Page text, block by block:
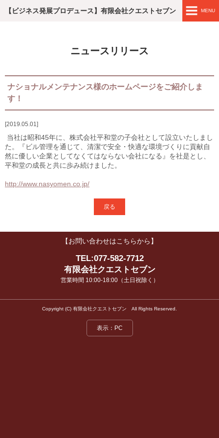
【ビジネス発展プロデュース】有限会社クエストセブン MENU
滋賀・企業おむすび
簡単なブラウザCMSの編集
ブラウザCMSの料金
ニュースリリース
2019.05.01
ナショナルメンテナンス様のホームページをご紹介しま
す！
当社は昭和45年に、株式会社平和堂の子会社として設立いたしまし
た。『ビル管理を通じて、清潔で安全・快適な環境づくりに貢献自
然に優しい企業としてなくてはならない会社になる』を社是とし、
平和堂の成長と共に歩み続けました。
http://www.nasyomen.co.jp/
戻る
【お問い合わせはこちらから】
TEL:077-582-7712
有限会社クエストセブン
営業時間 10:00-18:00（土日祝除く）
Copyright (C) 有限会社クエストセブン All Rights Reserved.
表示：PC